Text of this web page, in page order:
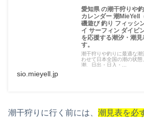
愛知県 の潮干狩りや
カレンダー 潮MieYell
磯遊び 釣り フィッシ
イ サーフィン ダイビ
を応援する潮汐・潮
す。
潮干狩りや釣りに最適な
わせて日本全国の潮の状
潮、日出・日入・...
sio.mieyell.jp
潮干狩りに行く前には、 潮見表を必